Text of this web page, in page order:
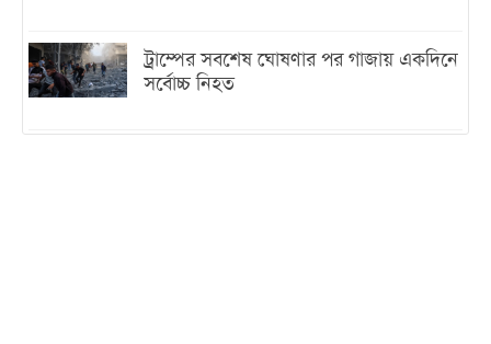
ট্রাম্পের সবশেষ ঘোষণার পর গাজায় একদিনে
সর্বোচ্চ নিহত